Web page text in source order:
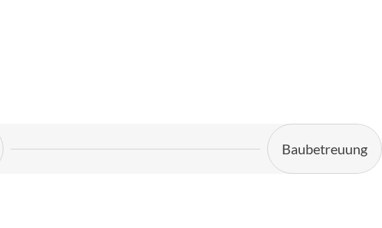
Baubetreuung